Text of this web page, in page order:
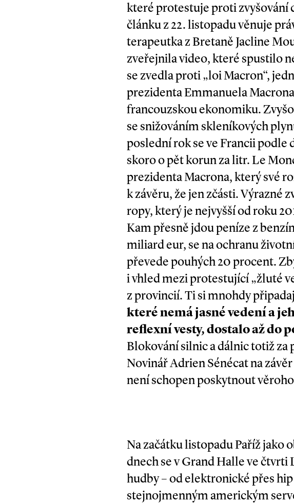
které protestuje proti zvyšování
článku z 22. listopadu věnuje
terapeutka z Bretaně Jacline
zveřejnila video, které spustilo
se zvedla proti „loi Macron“,
prezidenta Emmanuela
francouzskou ekonomiku.
se snižováním skleníkových
poslední rok se ve Francii podle
skoro o pět korun za litr. Le
prezidenta Macrona, který své
k závěru, že jen zčásti. Výrazné
ropy, který je nejvyšší od roku
Kam přesně jdou peníze z
miliard eur, se na ochranu
převede pouhých 20 procent.
i vhled mezi protestující „žluté
z provincií. Ti si mnohdy
které nemá jasné vedení a
reflexní vesty, dostalo až do
Blokování silnic a dálnic totiž za
Novinář Adrien Sénécat na
není schopen poskytnout
Na začátku listopadu Paříž jako
dnech se v Grand Halle ve
hudby – od elektronické přes
stejnojmenným americkým